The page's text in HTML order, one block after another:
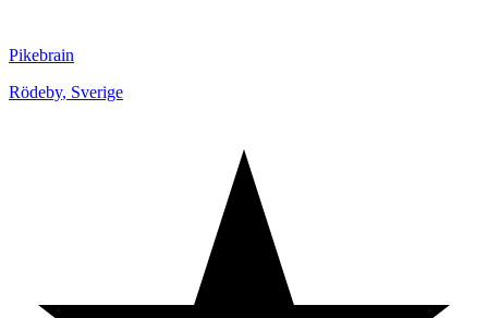
Pikebrain
Rödeby, Sverige